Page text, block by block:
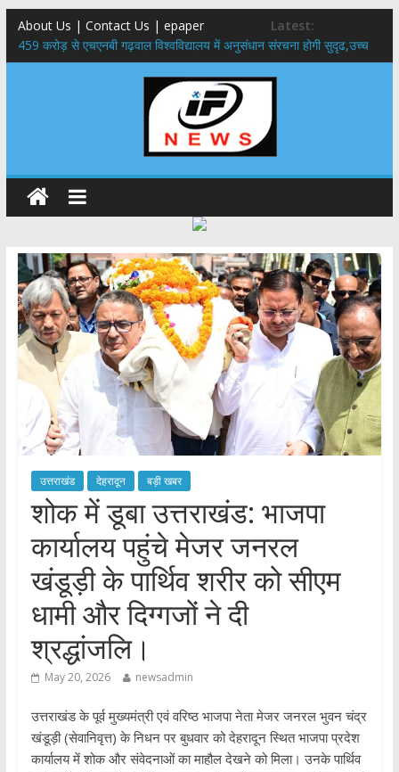
About Us | Contact Us | epaper
Latest:
459 करोड़ से एचएनबी गढ़वाल विश्वविद्यालय में अनुसंधान संरचना होगी सुदृढ,उच्च
शिक्षा मंत्री धन सिंह रावत ने नवनियुक्त केन्द्रीय शिक्षा मंत्री से की मुलाकात
राष्ट्रीय हथकरघा दिवस पर मुख्यमंत्री धामी ने उत्कृष्ट बुनकरों और हस्तशिल्प
​धामी कैबिनेट का बड़ा फैसला: पशुपालकों को 60% तक सब्सिडी, गंगा एक्सप्रेसवे का
​हरिद्वार से वीरभद्र (ऋषिकेश) तक निकली BJYM की भव्य कांवड़ यात्रा; तेजस्वी
सूर्या ने की देश व प्रदेशवासियों के कल्याण की कामना
24×7 अलर्ट मोड में रहें अधिकारी-मुख्य सचिव मानसून-एसईओसी से मुख्य सचिव ने
की विस्तृत समीक्षा कहा-बंद सड़कों को शीघ्र खोला जाए, लोगों को न हो दिक्कत
उत्तराखंड देहरादून बड़ी खबर
शोक में डूबा उत्तराखंड: भाजपा
कार्यालय पहुंचे मेजर जनरल
खंडूड़ी के पार्थिव शरीर को सीएम
धामी और दिग्गजों ने दी
श्रद्धांजलि।
May 20, 2026 newsadmin
उत्तराखंड के पूर्व मुख्यमंत्री एवं वरिष्ठ भाजपा नेता मेजर जनरल भुवन चंद्र
खंडूड़ी (सेवानिवृत्त) के निधन पर बुधवार को देहरादून स्थित भाजपा प्रदेश
कार्यालय में शोक और संवेदनाओं का माहौल देखने को मिला। उनके पार्थिव